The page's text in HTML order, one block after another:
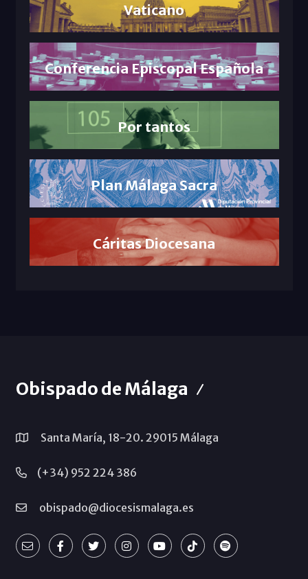
Vaticano
Conferencia Episcopal Española
Por tantos
Plan Málaga Sacra
Cáritas Diocesana
Obispado de Málaga
Santa María, 18-20. 29015 Málaga
(+34) 952 224 386
obispado@diocesismalaga.es